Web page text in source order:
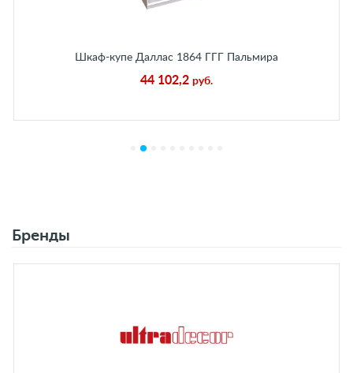
Шкаф-купе Даллас 1864 ГГГ Пальмира
44 102,2 руб.
Бренды